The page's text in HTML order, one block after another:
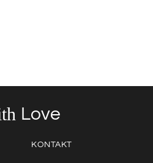
Love
KONTAKT